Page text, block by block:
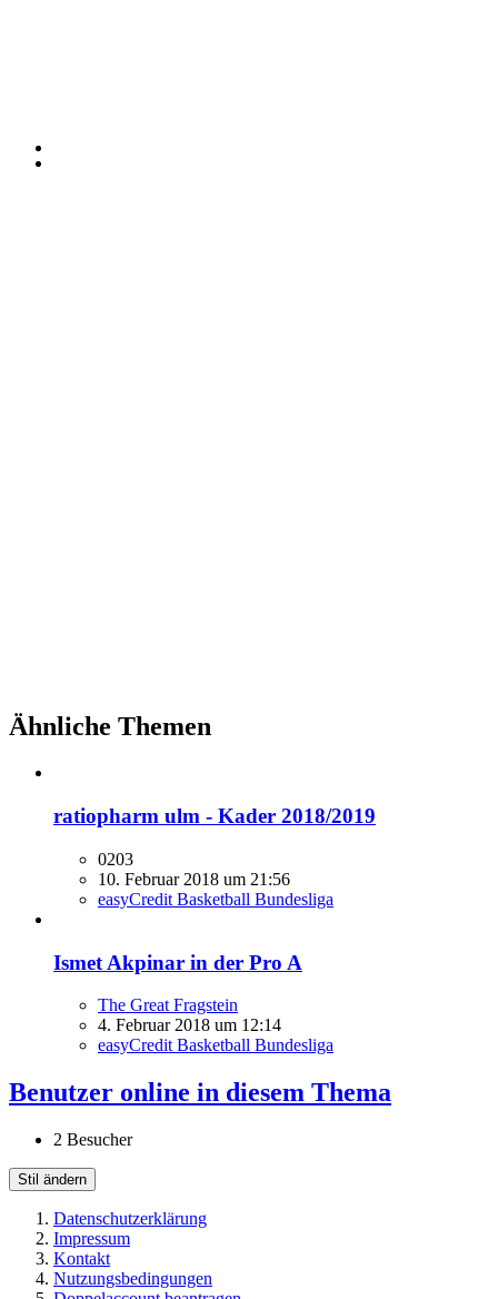
Ähnliche Themen
ratiopharm ulm - Kader 2018/2019
0203
10. Februar 2018 um 21:56
easyCredit Basketball Bundesliga
Ismet Akpinar in der Pro A
The Great Fragstein
4. Februar 2018 um 12:14
easyCredit Basketball Bundesliga
Benutzer online in diesem Thema
2 Besucher
Stil ändern
Datenschutzerklärung
Impressum
Kontakt
Nutzungsbedingungen